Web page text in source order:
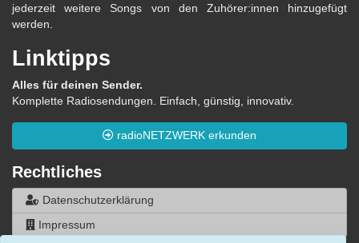
jederzeit weitere Songs von den Zuhörer:innen hinzugefügt
werden.
Linktipps
Alles für deinen Sender.
Komplette Radiosendungen. Einfach, günstig, innovativ.
radioNETZWERK erkunden
Rechtliches
Datenschutzerklärung
Impressum